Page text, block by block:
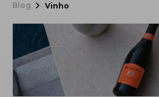
Blog Vinho